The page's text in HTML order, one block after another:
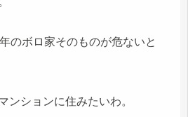
のボロ家そのものが危ないと
ンションに住みたいわ。